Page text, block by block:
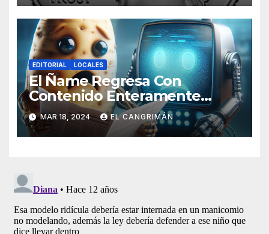
EDITORIAL LOCALES
El Ñame Regresa Con
Contenido Enteramente
Generado Por Inteligencia
Artificial
MAR 18, 2024 EL CANGRIMÁN